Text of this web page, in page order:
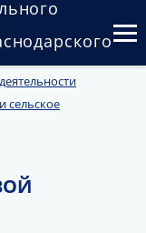
сельское